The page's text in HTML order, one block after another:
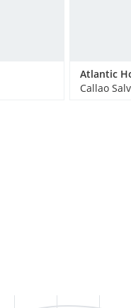
Callao